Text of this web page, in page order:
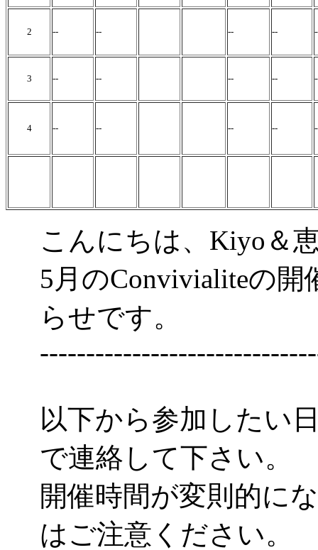
2 -- -- -- --
3 -- -- -- --
4 -- -- -- --
こんにちは、Kiyo＆
5月のConvivialiteの
らせです。
以下から参加したい
で連絡して下さい。
開催時間が変則的に
はご注意ください。